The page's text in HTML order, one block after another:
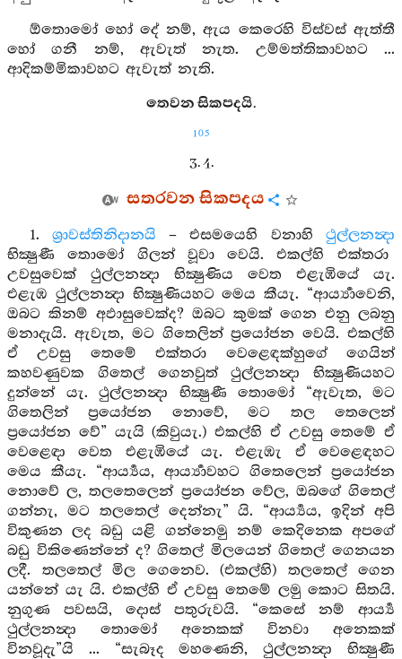
ඕතොමෝ හෝ දේ නම්, ඇය කෙරෙහි විස්වස් ඇත්තී
හෝ ගනී නම්, ඇවැත් නැත. උම්මත්තිකාවහට ...
ආදිකම්මිකාවහට ඇවැත් නැති.
තෙවන සිකපදයි.
105
3. 4.
සතරවන සිකපදය
1. ශ්‍රාවස්තිනිදානයි – එසමයෙහි වනාහිථුල්ලනන්‍දා
භික්‍ෂුණී තොමෝ ගිලන් වූවා වෙයි. එකල්හි එක්තරා
උවසුවෙක් ථුල්ලනන්‍දා භික්‍ෂුණිය වෙත එළැඹියේ යැ.
එළැඹ ථුල්ලනන්‍දා භික්‍ෂුණියහට මෙය කීයැ. “ආර්‍ය්‍යාවෙනි,
ඔබට කිනම් අඵාසුවෙක්ද? ඔබට කුමක් ගෙන එනු ලබනු
මනාදැයි. ඇවැත, මට ගිතෙලින් ප්‍රයෝජන වෙයි. එකල්හි
ඒ උවසු තෙමේ එක්තරා වෙළෙඳක්හුගේ ගෙයින්
කහවණුවක ගිතෙල් ගෙනවුත් ථුල්ලනන්‍දා භික්‍ෂුණියහට
දුන්නේ යැ. ථුල්ලනන්‍දා භික්‍ෂුණී තොමෝ “ඇවැත, මට
ගිතෙලින් ප්‍රයෝජන නොවේ, මට තල තෙලෙන්
ප්‍රයෝජන වේ” යැයි (කිවුයැ.) එකල්හි ඒ උවසු තෙමේ ඒ
වෙළෙඳා වෙත එළැඹියේ යැ. එළැඹැ ඒ වෙළෙඳහට
මෙය කීයැ. “ආර්‍ය්‍යය, ආර්‍ය්‍යාවහට ගිතෙලෙන් ප්‍රයෝජන
නොවේ ල, තලතෙලෙන් ප්‍රයෝජන වේල, ඔබගේ ගිතෙල්
ගන්නැ, මට තලතෙල් දෙන්නැ” යි. “ආර්‍ය්‍යය, ඉදින් අපි
විකුණන ලද බඩු යළි ගන්නෙමු නම් කෙදිනෙක අපගේ
බඩු විකිණෙන්නේ ද? ගිතෙල් මිලයෙන් ගිතෙල් ගෙනයන
ලදී. තලතෙල් මිල ගෙනෙව. (එකල්හි) තලතෙල් ගෙන
යන්නේ යැ යි. එකල්හි ඒ උවසු තෙමේ ලමු කොට සිතයි.
නුගුණ පවසයි, දොස් පතුරුවයි. “කෙසේ නම් ආර්‍ය්‍ය
ථුල්ලනන්‍දා තොමෝ අනෙකක් විනවා අනෙකක්
විනවූදැ”යි ... “සැබෑද මහණෙනි, ථුල්ලනන්‍දා භික්‍ෂුණී